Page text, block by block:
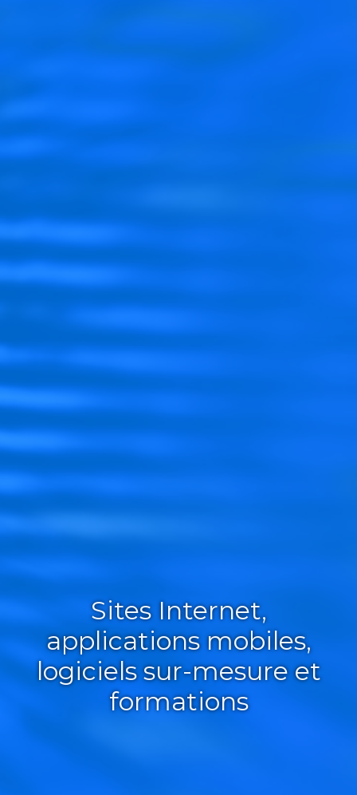
Sites Internet,
applications mobiles,
logiciels sur-mesure et
formations